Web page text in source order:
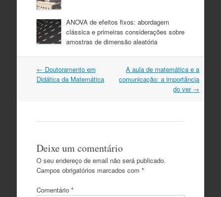
ANOVA de efeitos fixos: abordagem
clássica e primeiras considerações sobre
amostras de dimensão aleatória
Post
navigation
← Doutoramento em
Didática da Matemática
A aula de matemática e a
comunicação: a importância
do ver →
Deixe um comentário
O seu endereço de email não será publicado.
Campos obrigatórios marcados com *
Comentário *